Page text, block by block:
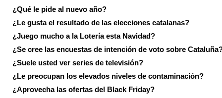
¿Qué le pide al nuevo año?
¿Le gusta el resultado de las elecciones catalanas?
¿Juego mucho a la Lotería esta Navidad?
¿Se cree las encuestas de intención de voto sobre
¿Suele usted ver series de televisión?
¿Le preocupan los elevados niveles de contaminación?
¿Aprovecha las ofertas del Black Friday?